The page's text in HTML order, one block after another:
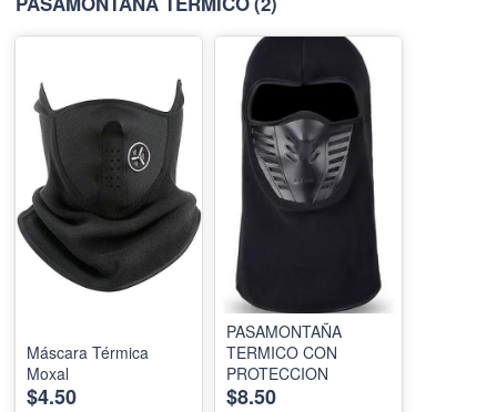
Máscara Térmica
Moxal
$4.50
PASAMONTAÑA
TERMICO CON
PROTECCION
$8.50